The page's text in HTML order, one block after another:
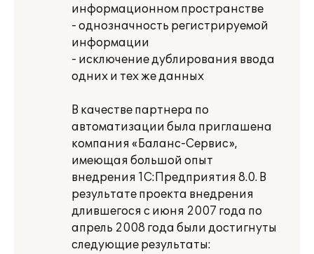
информационном пространстве
- однозначность регистрируемой
информации
- исключение дублирования ввода
одних и тех же данных
В качестве партнера по
автоматизации была приглашена
компания «Баланс-Сервис»,
имеющая большой опыт
внедрения 1С:Предприятия 8.0. В
результате проекта внедрения
длившегося с июня 2007 года по
апрель 2008 года были достигнуты
следующие результаты: